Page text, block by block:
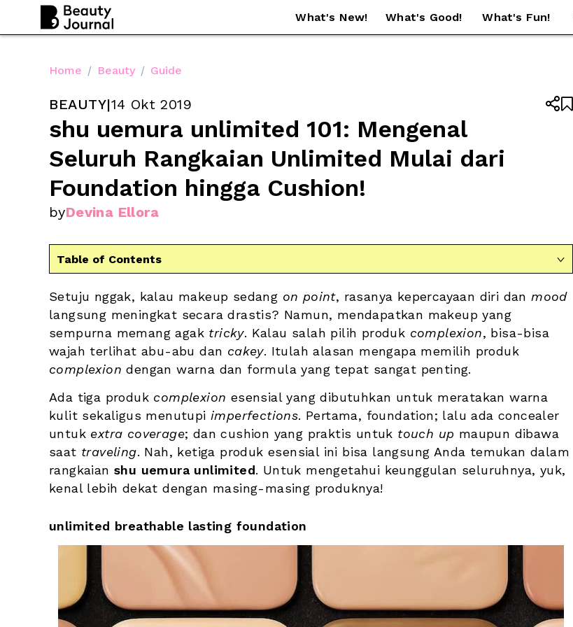
What's New! What's Good! What's Fun!
Home / Beauty / Guide
BEAUTY|14 Okt 2019
shu uemura unlimited 101: Mengenal
Seluruh Rangkaian Unlimited Mulai dari
Foundation hingga Cushion!
byDevina Ellora


Table of Contents 
Setuju nggak, kalau makeup sedang on point, rasanya kepercayaan diri dan mood
langsung meningkat secara drastis? Namun, mendapatkan makeup yang
sempurna memang agak tricky. Kalau salah pilih produk complexion, bisa-bisa
wajah terlihat abu-abu dan cakey
complexion dengan warna dan formula yang tepat sangat penting.
Ada tiga produk complexion esensial yang dibutuhkan untuk meratakan warna
kulit sekaligus menutupi imperfections. Pertama, foundation; lalu ada concealer
untuk extra coverage; dan cushion yang praktis untuk touch up maupun dibawa
saat traveling. Nah, ketiga produk esensial ini bisa langsung Anda temukan dalam
rangkaian shu uemura unlimited. Untuk mengetahui keunggulan seluruhnya, yuk,
kenal lebih dekat dengan masing-masing produknya!
unlimited breathable lasting foundation